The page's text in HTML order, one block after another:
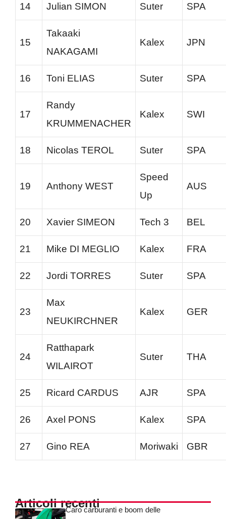
14 Julian SIMON Suter SPA
15
Takaaki
NAKAGAMI
Kalex JPN
16 Toni ELIAS Suter SPA
17
Randy
KRUMMENACHER
Kalex SWI
18 Nicolas TEROL Suter SPA
19 Anthony WEST
Speed
Up
AUS
20 Xavier SIMEON Tech 3 BEL
21 Mike DI MEGLIO Kalex FRA
22 Jordi TORRES Suter SPA
23
Max
NEUKIRCHNER
Kalex GER
24
Ratthapark
WILAIROT
Suter THA
25 Ricard CARDUS AJR SPA
26 Axel PONS Kalex SPA
27 Gino REA Moriwaki GBR
Articoli recentiCaro carburanti e boom delle